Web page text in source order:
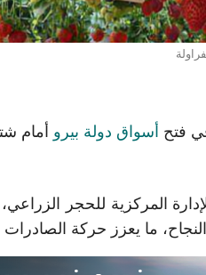
فتح أسواق دولة بيرو أمام
المركزية للحجر
ما يعزز حركة الصادرات